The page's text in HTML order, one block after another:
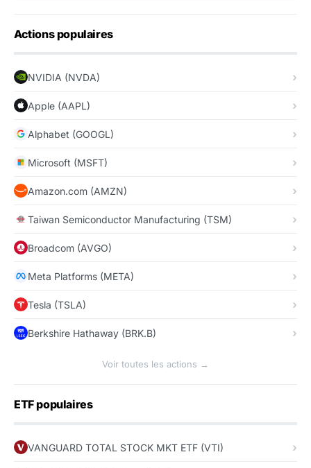
Actions populaires
NVIDIA (NVDA)
Apple (AAPL)
Alphabet (GOOGL)
Microsoft (MSFT)
Amazon.com (AMZN)
Taiwan Semiconductor Manufacturing (TSM)
Broadcom (AVGO)
Meta Platforms (META)
Tesla (TSLA)
Berkshire Hathaway (BRK.B)
Voir toutes les actions →
ETF populaires
VANGUARD TOTAL STOCK MKT ETF (VTI)